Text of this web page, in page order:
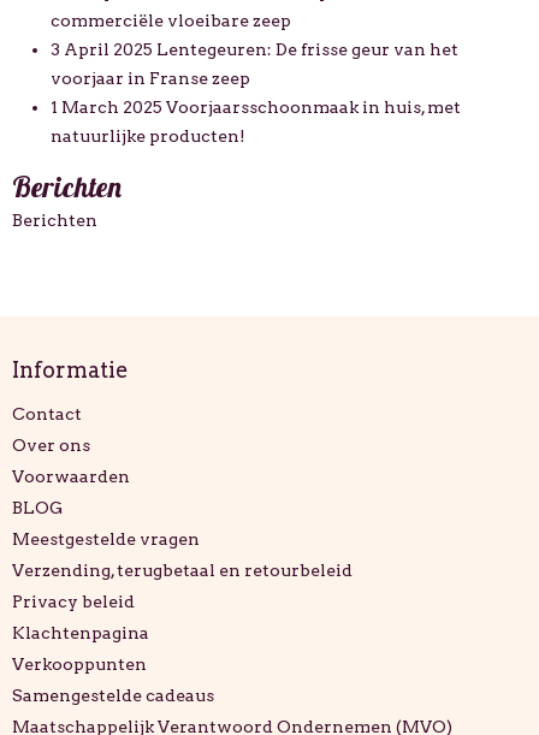
commerciële vloeibare zeep
3 April 2025 Lentegeuren: De frisse geur van het
voorjaar in Franse zeep
1 March 2025 Voorjaarsschoonmaak in huis, met
natuurlijke producten!
Berichten
Berichten
Informatie
Contact
Over ons
Voorwaarden
BLOG
Meestgestelde vragen
Verzending, terugbetaal en retourbeleid
Privacy beleid
Klachtenpagina
Verkooppunten
Samengestelde cadeaus
Maatschappelijk Verantwoord Ondernemen (MVO)